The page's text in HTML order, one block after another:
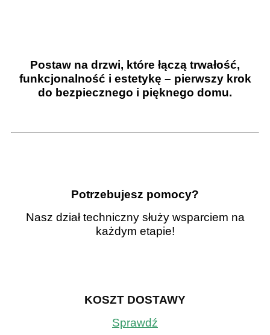
Postaw na drzwi, które łączą trwałość,
funkcjonalność i estetykę – pierwszy krok
do bezpiecznego i pięknego domu.
Potrzebujesz pomocy?
Nasz dział techniczny służy wsparciem na
każdym etapie!
KOSZT DOSTAWY
Sprawdź